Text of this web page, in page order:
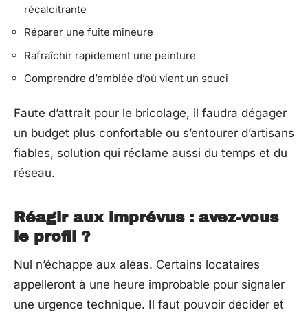
récalcitrante
Réparer une fuite mineure
Rafraîchir rapidement une peinture
Comprendre d’emblée d’où vient un souci
Faute d’attrait pour le bricolage, il faudra dégager
un budget plus confortable ou s’entourer d’artisans
fiables, solution qui réclame aussi du temps et du
réseau.
Réagir aux imprévus : avez-vous
le profil ?
Nul n’échappe aux aléas. Certains locataires
appelleront à une heure improbable pour signaler
une urgence technique. Il faut pouvoir décider et